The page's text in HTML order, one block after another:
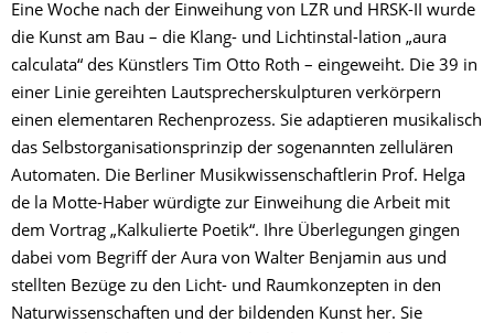
Eine Woche nach der Einweihung von LZR und HRSK-II wurde
die Kunst am Bau – die Klang- und Lichtinstal-lation „aura
calculata“ des Künstlers Tim Otto Roth – eingeweiht. Die 39 in
einer Linie gereihten Lautsprecherskulpturen verkörpern
einen elementaren Rechenprozess. Sie adaptieren musikalisch
das Selbstorganisationsprinzip der sogenannten zellulären
Automaten. Die Berliner Musikwissenschaftlerin Prof. Helga
de la Motte-Haber würdigte zur Einweihung die Arbeit mit
dem Vortrag „Kalkulierte Poetik“. Ihre Überlegungen gingen
dabei vom Begriff der Aura von Walter Benjamin aus und
stellten Bezüge zu den Licht- und Raumkonzepten in den
Naturwissenschaften und der bildenden Kunst her. Sie